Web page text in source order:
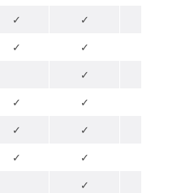
✓ ✓
✓ ✓
✓
✓
✓
✓
✓
✓
✓
✓